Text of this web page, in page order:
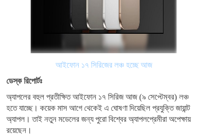
আইফোন ১৭ সিরিজের লঞ্চ হচ্ছে আজ
ডেস্ক রিপোর্টঃ
অ্যাপলের বহুল প্রতীক্ষিত আইফোন ১৭ সিরিজ আজ (৯ সেপ্টেম্বর) লঞ্চ
হতে যাচ্ছে। কয়েক মাস আগে থেকেই এ ঘোষণা দিয়েছিল প্রযুক্তি জায়ান্ট
অ্যাপল। তাই নতুন মডেলের জন্য পুরো বিশ্বের অ্যাপলপ্রেমীরা অপেক্ষায়
রয়েছেন।